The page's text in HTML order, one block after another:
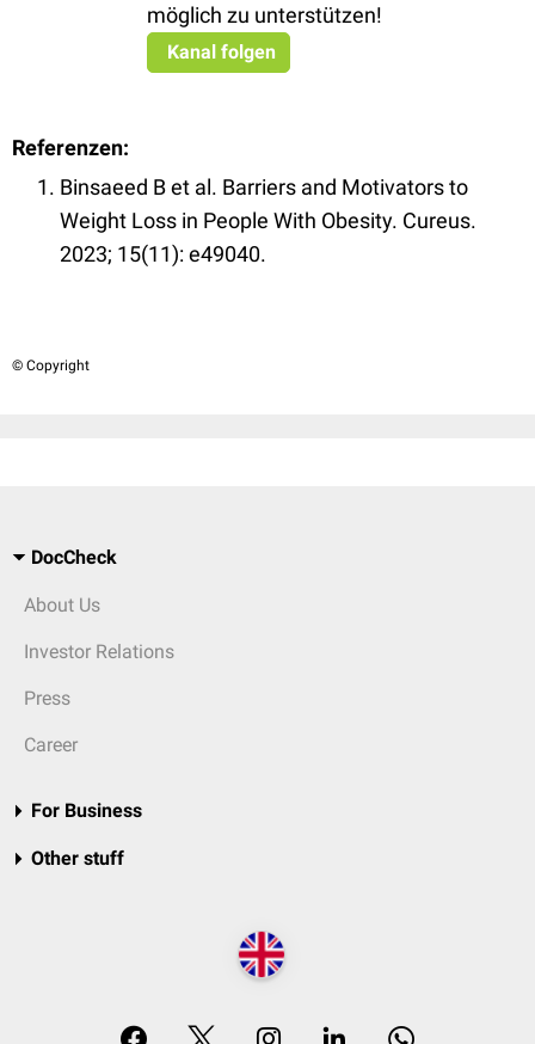
möglich zu unterstützen!
Kanal folgen
Referenzen:
Binsaeed B et al. Barriers and Motivators to
Weight Loss in People With Obesity. Cureus.
2023; 15(11): e49040.
© Copyright
DocCheck
About Us
Investor Relations
Press
Career
For Business
Other stuff